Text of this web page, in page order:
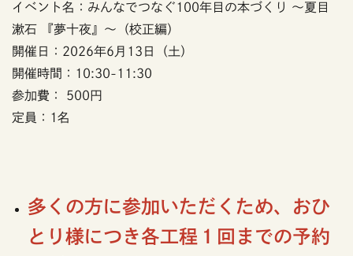
イベント名：みんなでつなぐ100年目の本づくり ～夏目
漱石 『夢十夜』～（校正編）
開催日：2026年6月13日（土）
開催時間：10:30-11:30
参加費： 500円
定員：1名
多くの方に参加いただくため、おひ
とり様につき各工程１回までの予約